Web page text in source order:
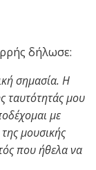
δήλωσε:
σημασία. Η
ταυτότητάς μου
με
μουσικής
που ήθελα να